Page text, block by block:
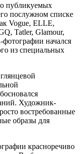
публикуемых
послужном списке
Vogue, ELLE,
Tatler, Glamour,
начался
из специальных
Художник-
востребованные
образы для
красноречиво